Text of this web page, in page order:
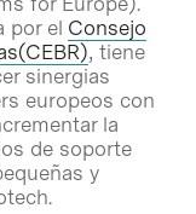
por el Consejo
, tiene
sinergias
europeos con
la
de soporte
y